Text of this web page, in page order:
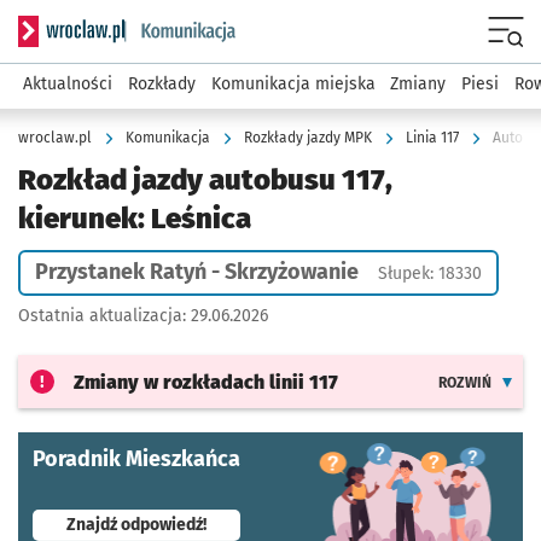
Serwis informacyjny wroclaw.pl podserwis: Komunikacja
Aktualności Rozkłady Komunikacja miejska Zmiany Piesi
wroclaw.pl Komunikacja Rozkłady jazdy MPK Linia 117
Rozkład jazdy autobusu 117,
kierunek: Leśnica
Przystanek Ratyń - Skrzyżowanie Słupek: 18330
Ostatnia aktualizacja: 29.06.2026
Zmiany w rozkładach linii 117 ROZWIŃ
Poradnik Mieszkańca
Znajdź odpowiedź!- otworzy się w nowej karcie